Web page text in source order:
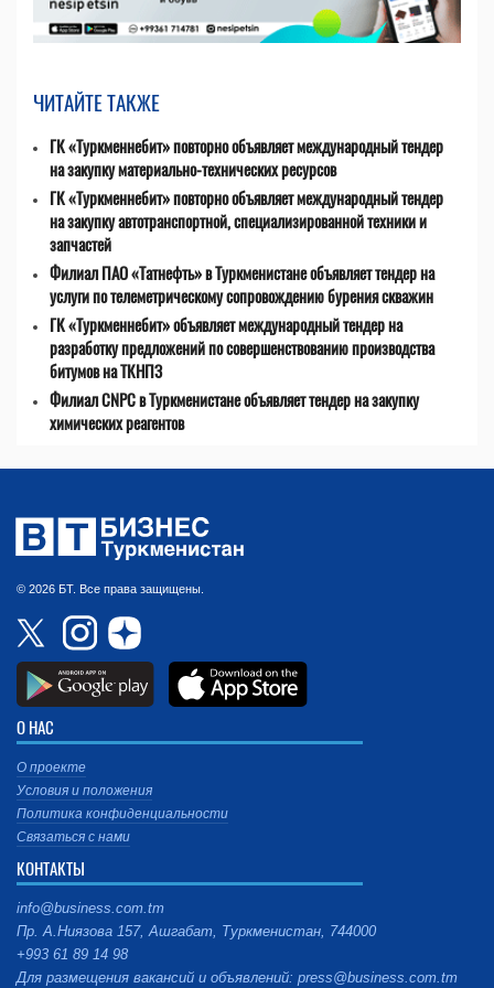
ЧИТАЙТЕ ТАКЖЕ
ГК «Туркменнебит» повторно объявляет международный тендер
на закупку материально-технических ресурсов
ГК «Туркменнебит» повторно объявляет международный тендер
на закупку автотранспортной, специализированной техники и
запчастей
Филиал ПАО «Татнефть» в Туркменистане объявляет тендер на
услуги по телеметрическому сопровождению бурения скважин
ГК «Туркменнебит» объявляет международный тендер на
разработку предложений по совершенствованию производства
битумов на ТКНПЗ
Филиал CNPC в Туркменистане объявляет тендер на закупку
химических реагентов
© 2026 БТ. Все права защищены.
О НАС
О проекте
Условия и положения
Политика конфиденциальности
Связаться с нами
КОНТАКТЫ
info@business.com.tm
Пр. А.Ниязова 157, Ашгабат, Туркменистан, 744000
+993 61 89 14 98
Для размещения вакансий и объявлений: press@business.com.tm